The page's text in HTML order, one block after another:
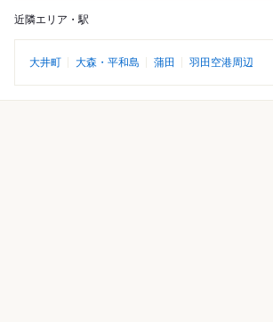
近隣エリア・駅
大井町 大森・平和島 蒲田 羽田空港周辺